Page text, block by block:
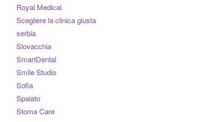
Royal Medical
Scegliere la clinica giusta
serbia
Slovacchia
SmartDental
Smile Studio
Sofia
Spalato
Stoma Care